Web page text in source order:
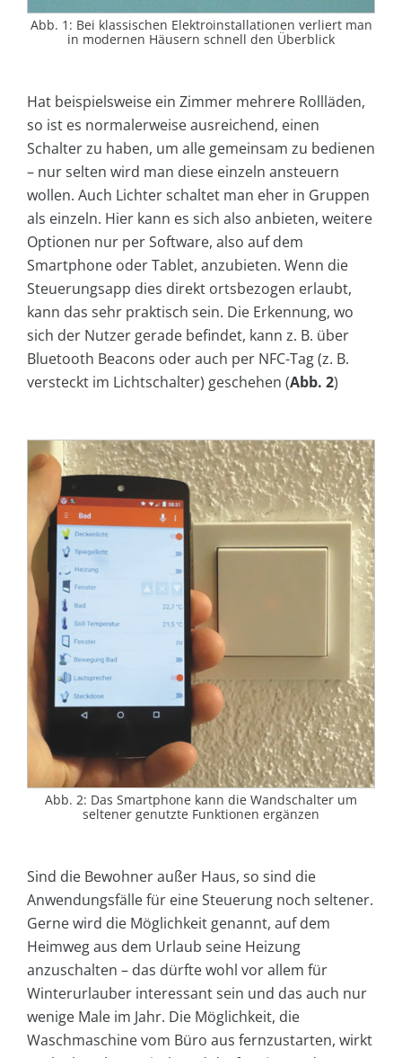
Abb. 1: Bei klassischen Elektroinstallationen verliert man
in modernen Häusern schnell den Überblick
Hat beispielsweise ein Zimmer mehrere Rollläden,
so ist es normalerweise ausreichend, einen
Schalter zu haben, um alle gemeinsam zu bedienen
– nur selten wird man diese einzeln ansteuern
wollen. Auch Lichter schaltet man eher in Gruppen
als einzeln. Hier kann es sich also anbieten, weitere
Optionen nur per Software, also auf dem
Smartphone oder Tablet, anzubieten. Wenn die
Steuerungsapp dies direkt ortsbezogen erlaubt,
kann das sehr praktisch sein. Die Erkennung, wo
sich der Nutzer gerade befindet, kann z. B. über
Bluetooth Beacons oder auch per NFC-Tag (z. B.
versteckt im Lichtschalter) geschehen (Abb. 2)
Abb. 2: Das Smartphone kann die Wandschalter um
seltener genutzte Funktionen ergänzen
Sind die Bewohner außer Haus, so sind die
Anwendungsfälle für eine Steuerung noch seltener.
Gerne wird die Möglichkeit genannt, auf dem
Heimweg aus dem Urlaub seine Heizung
anzuschalten – das dürfte wohl vor allem für
Winterurlauber interessant sein und das auch nur
wenige Male im Jahr. Die Möglichkeit, die
Waschmaschine vom Büro aus fernzustarten, wirkt